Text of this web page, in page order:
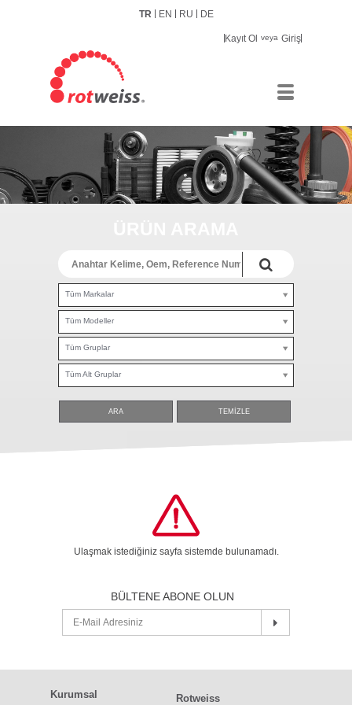
Kayıt Ol veya Giriş
TR EN RU DE
Tüm Markalar
Tüm Modeller
Tüm Gruplar
Tüm Alt Gruplar
ARA TEMİZLE
Ulaşmak istediğiniz sayfa sistemde bulunamadı.
BÜLTENE ABONE OLUN
Kurumsal Rotweiss